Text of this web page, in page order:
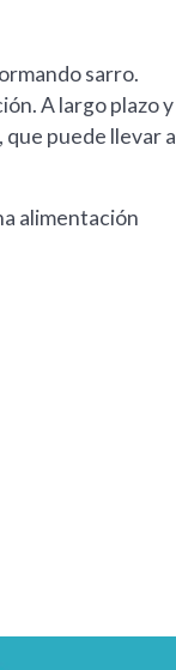
sarro.
A largo plazo y
puede llevar a
alimentación